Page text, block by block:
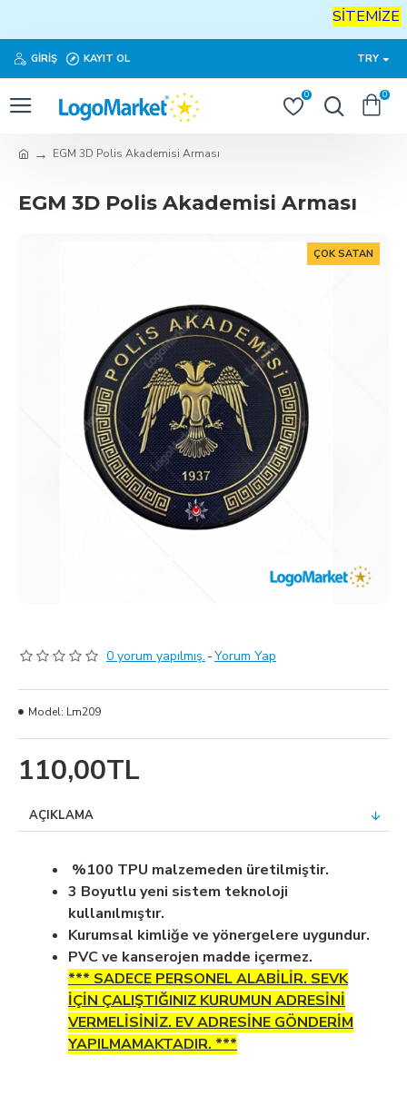
SİTEMİZE
GIRIŞ KAYIT OL TRY
0 0
EGM 3D Polis Akademisi Arması
EGM 3D Polis Akademisi Arması
ÇOK SATAN
0 yorum yapılmış. -Yorum Yap
110,00TL
Model: Lm209
AÇIKLAMA
%100 TPU malzemeden üretilmiştir.
3 Boyutlu yeni sistem teknoloji
kullanılmıştır.
Kurumsal kimliğe ve yönergelere uygundur.
PVC ve kanserojen madde içermez.
*** SADECE PERSONEL ALABİLİR. SEVK
İÇİN ÇALIŞTIĞINIZ KURUMUN ADRESİNİ
VERMELİSİNİZ. EV ADRESİNE GÖNDERİM
YAPILMAMAKTADIR. ***